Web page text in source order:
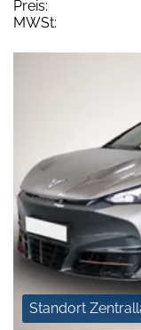
Preis:
MWSt:
Standort